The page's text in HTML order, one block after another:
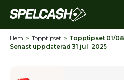
Hem > Topptipset > Topptipset 01/08
Senast uppdaterad 31 juli 2025